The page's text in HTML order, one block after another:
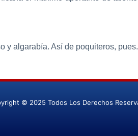
y algarabía. Así de poquiteros, pues.
© 2025 Todos Los Derechos